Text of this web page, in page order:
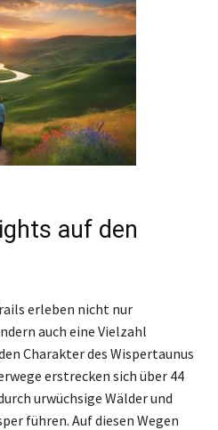
auf den
erleben nicht nur
auch eine Vielzahl
Charakter des Wispertaunus
erstrecken sich über 44
urwüchsige Wälder und
führen. Auf diesen Wegen